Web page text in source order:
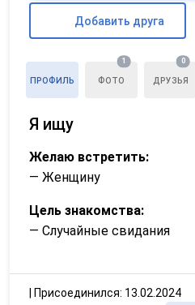
Добавить друга
ПРОФИЛЬ ФОТО
1
ДРУЗЬЯ
0
Я ищу
Желаю встретить:
— Женщину
Цель знакомства:
— Случайные свидания
| Присоединился: 13.02.2024